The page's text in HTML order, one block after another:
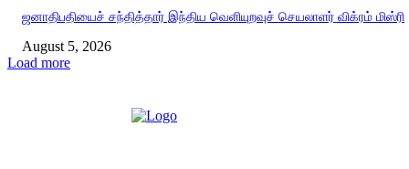
ஜனாதிபதியைச் சந்தித்தார் இந்திய வெளியுறவுச் செயலாளர் விக்ரம் மிஸ்ரி
August 5, 2026
Load more